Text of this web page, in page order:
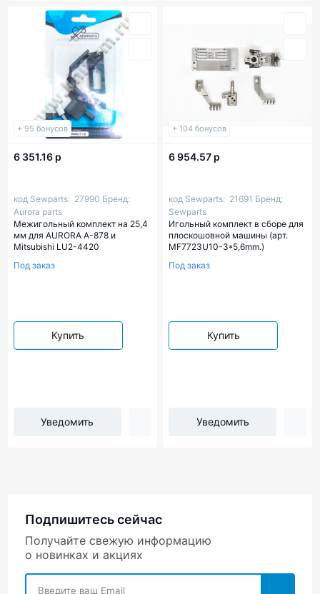
+ 95 бонусов
6 351.16 р
код Sewparts: 27990 Бренд:
Aurora parts
Межигольный комплект на 25,4
мм для AURORA A-878 и
Mitsubishi LU2-4420
Под заказ
Купить
Уведомить
+ 104 бонусов
6 954.57 р
код Sewparts: 21691 Бренд:
Sewparts
Игольный комплект в сборе для
плоскошовной машины (арт.
MF7723U10-3*5,6mm.)
Под заказ
Купить
Уведомить
Подпишитесь сейчас
Получайте свежую информацию
о новинках и акциях